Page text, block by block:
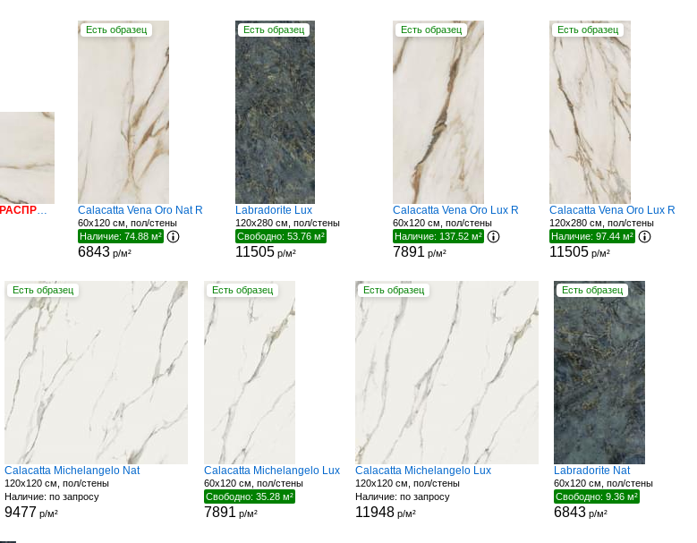
РАСПРОДАЖА
Есть образец
Calacatta Vena Oro Nat R
60x120 см, пол/стены
Наличие: 74.88 м²
6843р/м²
Есть образец
Labradorite Lux
120x280 см, пол/стены
Свободно: 53.76 м²
11505р/м²
Есть образец
Calacatta Vena Oro Lux R
60x120 см, пол/стены
Наличие: 137.52 м²
7891 р/м²
Есть образец
Calacatta Vena Oro Lux R
120x280 см, пол/стены
Наличие: 97.44 м²
11505 р/м²
Есть образец
Calacatta Michelangelo Nat
120x120 см, пол/стены
Наличие: по запросу
9477 р/м²
Есть образец
Calacatta Michelangelo Lux
60x120 см, пол/стены
Свободно: 35.28 м²
7891 р/м²
Есть образец
Calacatta Michelangelo Lux
120x120 см, пол/стены
Наличие: по запросу
11948р/м²
Есть образец
Labradorite Nat
60x120 см, пол/стены
Свободно: 9.36 м²
6843р/м²